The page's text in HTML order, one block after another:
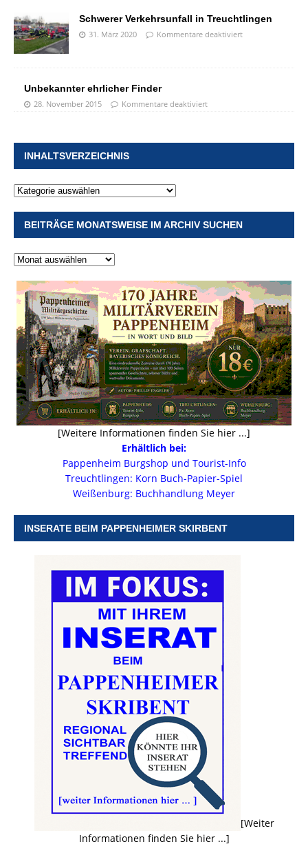
Schwerer Verkehrsunfall in Treuchtlingen
31. März 2020 Kommentare deaktiviert
Unbekannter ehrlicher Finder
28. November 2015 Kommentare deaktiviert
INHALTSVERZEICHNIS
BEITRÄGE MONATSWEISE IM ARCHIV SUCHEN
[Weitere Informationen finden Sie hier ...]
Erhältlich bei:
Pappenheim Burgshop und Tourist-Info
Treuchtlingen: Korn Buch-Papier-Spiel
Weißenburg: Buchhandlung Meyer
INSERATE BEIM PAPPENHEIMER SKIRBENT
[Weiter
Informationen finden Sie hier ...]